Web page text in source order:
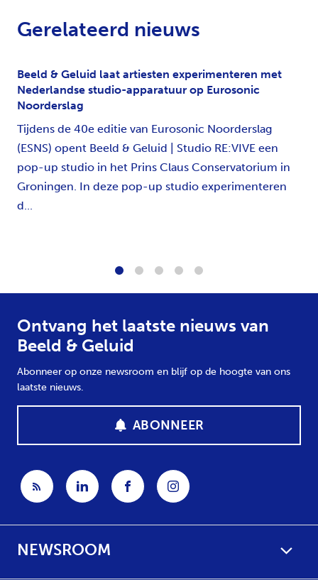
Gerelateerd nieuws
Beeld & Geluid laat artiesten experimenteren met
Nederlandse studio-apparatuur op Eurosonic
Noorderslag
Tijdens de 40e editie van Eurosonic Noorderslag
(ESNS) opent Beeld & Geluid | Studio RE:VIVE een
pop-up studio in het Prins Claus Conservatorium in
Groningen. In deze pop-up studio experimenteren
d...
Ontvang het laatste nieuws van
Beeld & Geluid
Abonneer op onze newsroom en blijf op de hoogte van ons
laatste nieuws.
ABONNEER
NEWSROOM